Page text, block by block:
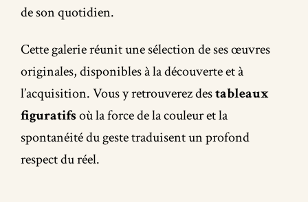
de son quotidien.
Cette galerie réunit une sélection de ses œuvres
originales, disponibles à la découverte et à
l’acquisition. Vous y retrouverez destableaux
figuratifsoù la force de la couleur et la
spontanéité du geste traduisent un profond
respect du réel.